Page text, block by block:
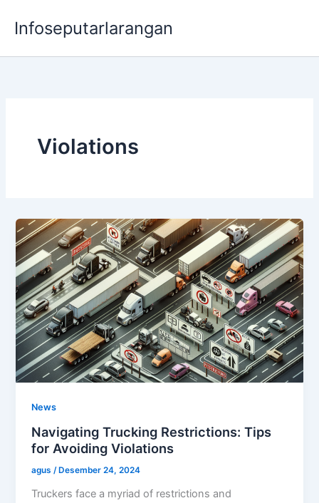
Infoseputarlarangan
Violations
News
Navigating Trucking Restrictions: Tips
for Avoiding Violations
agus/ Desember 24, 2024
Truckers face a myriad of restrictions and